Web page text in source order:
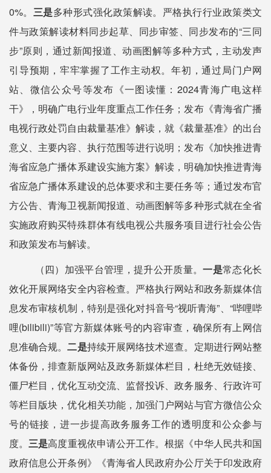
0%。 三是多种形式强化政策解读。严格执行行业政策类文
件与政策解读材料同步起草、同步审签、同步发布的“三同
步”原则，通过新闻报道、动画图解等多种方式，主动发声
引导预期，牢牢掌握了工作主动权。年初，通过局门户网
站、微信公众号等发布《一图读懂：2024青海广电这样
干》，明确广电行业年度重点工作任务；发布《青海省广播
电视行政处罚自由裁量基准》解读，就《裁量基准》的出台
意义、主要内容、执行范围等进行说明；发布《加快推进青
海省应急广播体系建设实施方案》解读，明确加快推进青海
省应急广播体系建设的总体要求和主要任务等；通过发布官
方公告、青海卫视新闻报道、动画图解等多种形式就在全省
实施政府购买特殊群体有线电视公共服务项目进行社会公告
和政策发布与解读。
（四）加强平台管理，提升公开质量。一是常态化长
效化开展网络安全内容检查。严格执行网站和政务新媒体信
息发布审核机制，特别是强化对抖音号“视听青海”、“哔哩哔
哩(bilibili)”等官方新媒体账号的内容审查，确保所有上网信
息准确合规。二是持续开展网络技术巡查。定期进行网站整
体备份，排查新版网站及政务新媒体栏目，杜绝无效链接、
僵尸栏目，优化互动交流、监督投诉、政务服务、行政许可
等栏目版块，优化相关功能，加强门户网站与官方微信公众
号的链接，进一步提高政务服务工作的透明度和公众参与
度。 三是高度重视依申请公开工作。根据《中华人民共和国
政府信息公开条例》《青海省人民政府办公厅关于印发政府